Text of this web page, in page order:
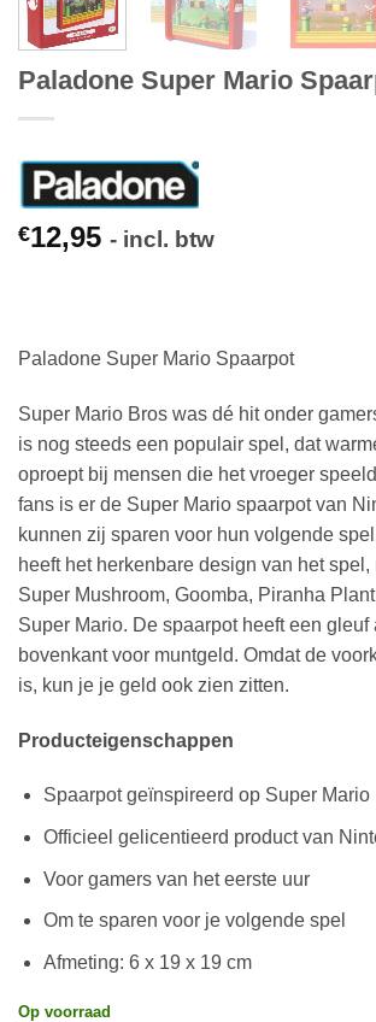
Paladone Super Mario
€12,95 - incl. btw
Paladone Super Mario Spaarpot
Super Mario Bros was dé hit onder
is nog steeds een populair spel, dat
oproept bij mensen die het vroeger
fans is er de Super Mario spaarpot van
kunnen zij sparen voor hun volgende
heeft het herkenbare design van het
Super Mushroom, Goomba, Piranha
Super Mario. De spaarpot heeft een gleuf
bovenkant voor muntgeld. Omdat de
is, kun je je geld ook zien zitten.
Producteigenschappen
Spaarpot geïnspireerd op Super Mario
Officieel gelicentieerd product van
Voor gamers van het eerste uur
Om te sparen voor je volgende spel
Afmeting: 6 x 19 x 19 cm
Op voorraad